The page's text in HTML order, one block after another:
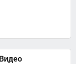
Видео